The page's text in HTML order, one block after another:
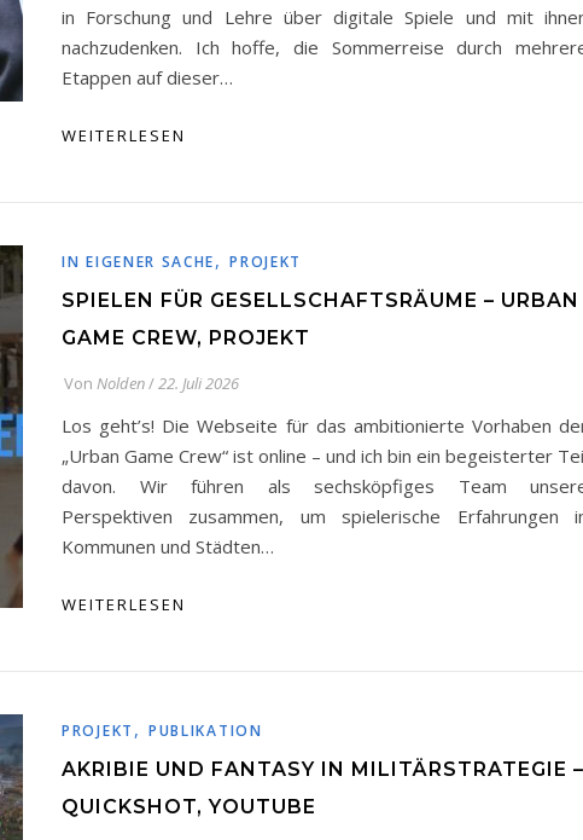
in Forschung und Lehre über digitale Spiele und mit
nachzudenken. Ich hoffe, die Sommerreise durch
Etappen auf dieser…
WEITERLESEN
IN EIGENER SACHE,PROJEKT
SPIELEN FÜR GESELLSCHAFTSRÄUME – URBAN
GAME CREW, PROJEKT
Von Nolden/22. Juli 2026
Los geht’s! Die Webseite für das ambitionierte Vorhaben
„Urban Game Crew“ ist online – und ich bin ein begeisterter
davon. Wir führen als sechsköpfiges Team
Perspektiven zusammen, um spielerische Erfahrungen
Kommunen und Städten…
WEITERLESEN
PROJEKT , PUBLIKATION
AKRIBIE UND FANTASY IN MILITÄRSTRATEGIE –
QUICKSHOT, YOUTUBE